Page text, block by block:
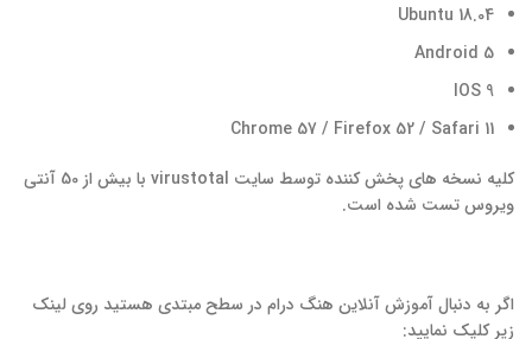
Ubuntu 18.04
Android 5
IOS 9
Chrome 57 / Firefox 52 / Safari 11
کلیه نسخه های پخش کننده توسط سایت virustotal با بیش از 50 آنتی
ویروس تست شده است.
اگر به دنبال آموزش آنلاین هنگ درام در سطح مبتدی هستید روی لینک
زیر کلیک نمایید: